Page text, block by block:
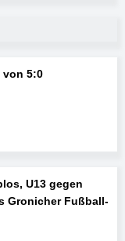
von 5:0
U13 gegen
Gronicher Fußball-